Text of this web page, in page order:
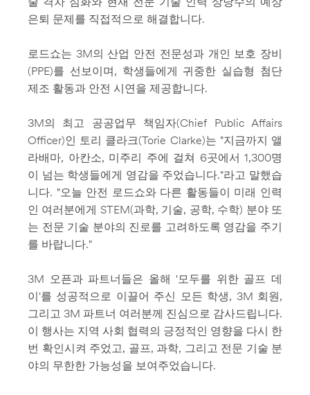
술 격차 심화와 현재 전문 기술 인력 상당수의 예상
은퇴 문제를 직접적으로 해결합니다.
로드쇼는 3M의 산업 안전 전문성과 개인 보호 장비
(PPE)를 선보이며, 학생들에게 귀중한 실습형 첨단
제조 활동과 안전 시연을 제공합니다.
3M의 최고 공공업무 책임자(Chief Public Affairs
Officer)인 토리 클라크(Torie Clarke)는 "지금까지 앨
라배마, 아칸소, 미주리 주에 걸쳐 6곳에서 1,300명
이 넘는 학생들에게 영감을 주었습니다."라고 말했습
니다. "오늘 안전 로드쇼와 다른 활동들이 미래 인력
인 여러분에게 STEM(과학, 기술, 공학, 수학) 분야 또
는 전문 기술 분야의 진로를 고려하도록 영감을 주기
를 바랍니다."
3M 오픈과 파트너들은 올해 '모두를 위한 골프 데
이'를 성공적으로 이끌어 주신 모든 학생, 3M 회원,
그리고 3M 파트너 여러분께 진심으로 감사드립니다.
이 행사는 지역 사회 협력의 긍정적인 영향을 다시 한
번 확인시켜 주었고, 골프, 과학, 그리고 전문 기술 분
야의 무한한 가능성을 보여주었습니다.